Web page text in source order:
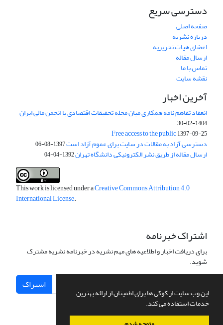
این وب سایت از کوکی ها برای اطمینان از ارائه بهترین
خدمات استفاده می کند.
دسترسی سریع
صفحه اصلی
درباره نشریه
اعضای هیات تحریریه
ارسال مقاله
تماس با ما
نقشه سایت
آخرین اخبار
انعقاد تفاهم نامه همکاری میان مجله تحقیقات اقتصادی با انجمن مالی ایران
1404-02-30
Free access to the public1397-09-25
دسترسی آزاد به مقالات در سایت برای عموم آزاد است1397-08-06
ارسال مقاله از طریق نشر الکترونیکی دانشگاه تهران1392-04-04
This work is licensed under aCreative Commons Attribution 4.0
International License.
اشتراک خبرنامه
برای دریافت اخبار و اطلاعیه های مهم نشریه در خبرنامه نشریه مشترک
شوید.
اشتراک